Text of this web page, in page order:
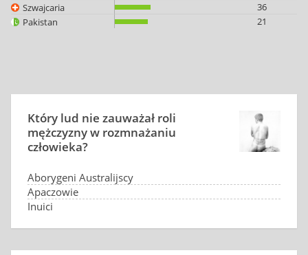
Szwajcaria
36
Pakistan
21
Który lud nie zauważał roli
mężczyzny w rozmnażaniu
człowieka?
Aborygeni Australijscy
Apaczowie
Inuici